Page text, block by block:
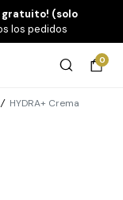
gratuito! (solo
los pedidos
0
/ HYDRA+ Crema